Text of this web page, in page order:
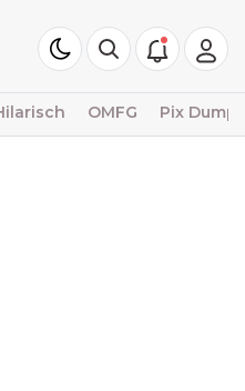
OMFG Pix Dump